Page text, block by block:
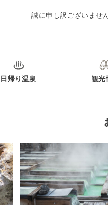
誠に申し訳ございませ
日帰り温泉 観光